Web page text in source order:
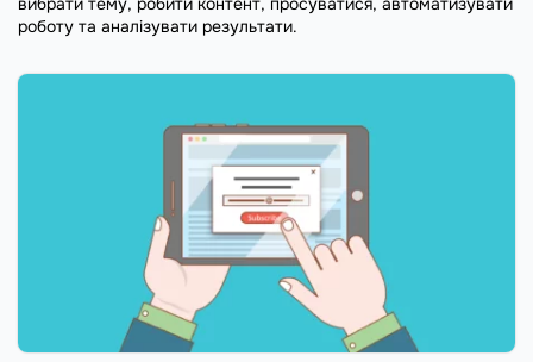
роботу та аналізувати результати.